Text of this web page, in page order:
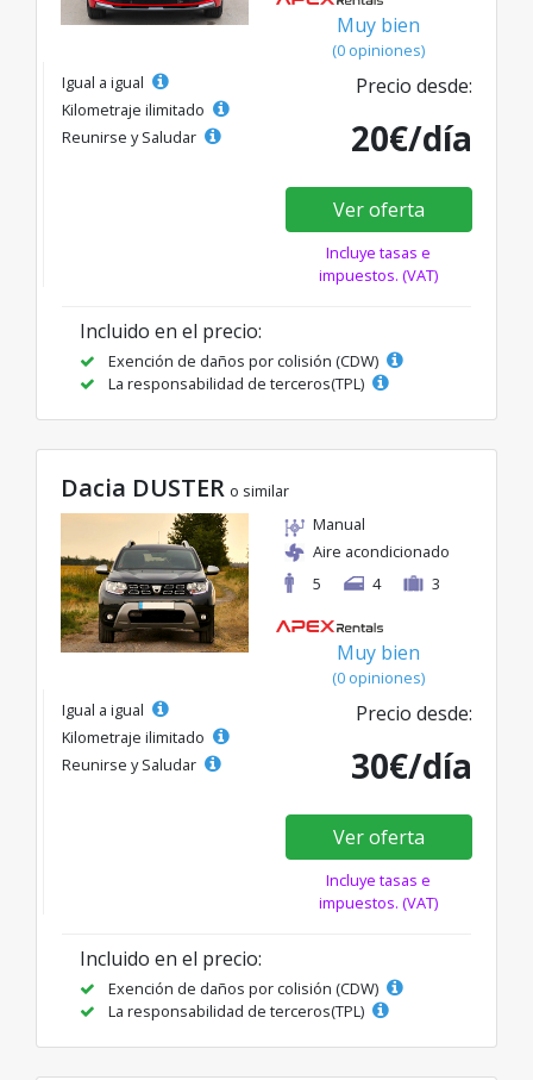
Muy bien
(0 opiniones)
Igual a igual
Kilometraje ilimitado
Reunirse y Saludar
Precio desde:
20€/día
Ver oferta
Incluye tasas e
impuestos. (VAT)
Incluido en el precio:
Exención de daños por colisión (CDW)
La responsabilidad de terceros(TPL)
Dacia DUSTER o similar
Manual
Aire acondicionado
5
4 3
Muy bien
(0 opiniones)
Igual a igual
Kilometraje ilimitado
Reunirse y Saludar
Precio desde:
30€/día
Ver oferta
Incluye tasas e
impuestos. (VAT)
Incluido en el precio:
Exención de daños por colisión (CDW)
La responsabilidad de terceros(TPL)